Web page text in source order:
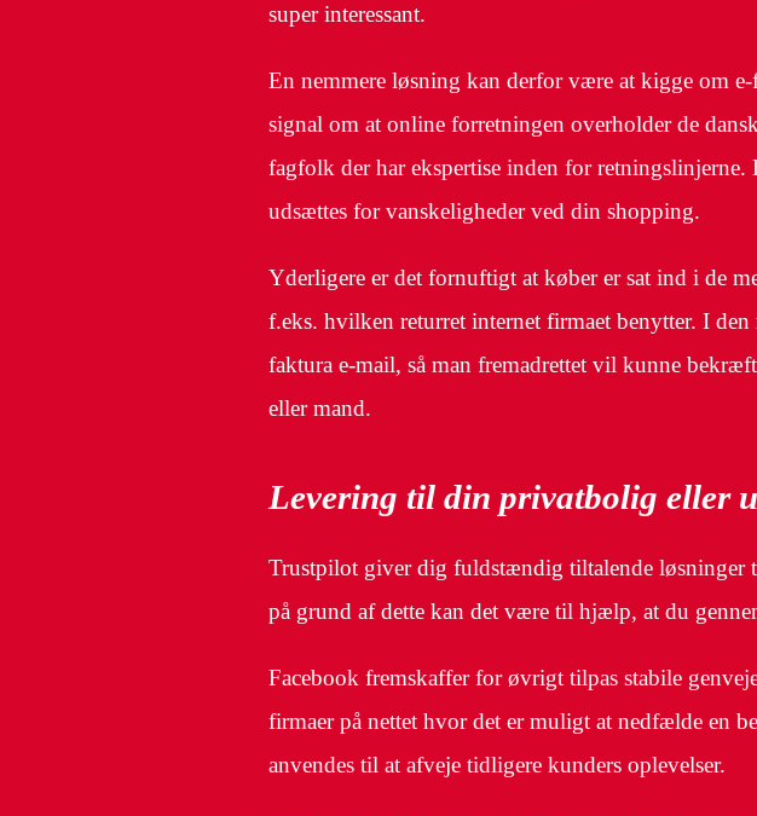
super interessant.
En nemmere løsning kan derfor være at kigge om
signal om at online forretningen overholder de
fagfolk der har ekspertise inden for
udsættes for vanskeligheder ved din shopping.
Yderligere er det fornuftigt at køber er sat ind i de
f.eks. hvilken returret internet firmaet benytter. I
faktura e-mail, så man fremadrettet vil kunne
eller mand.
Levering til din privatbolig eller
Trustpilot giver dig fuldstændig tiltalende løsninger
på grund af dette kan det være til hjælp, at du
Facebook fremskaffer for øvrigt tilpas stabile
firmaer på nettet hvor det er muligt at nedfælde en
anvendes til at afveje tidligere kunders oplevelser.